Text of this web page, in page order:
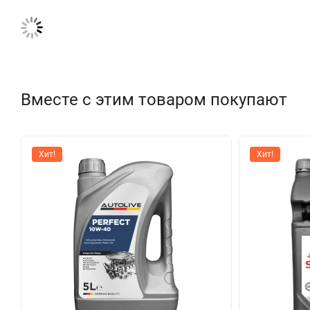
Вместе с этим товаром покупают
Хит! Хит!